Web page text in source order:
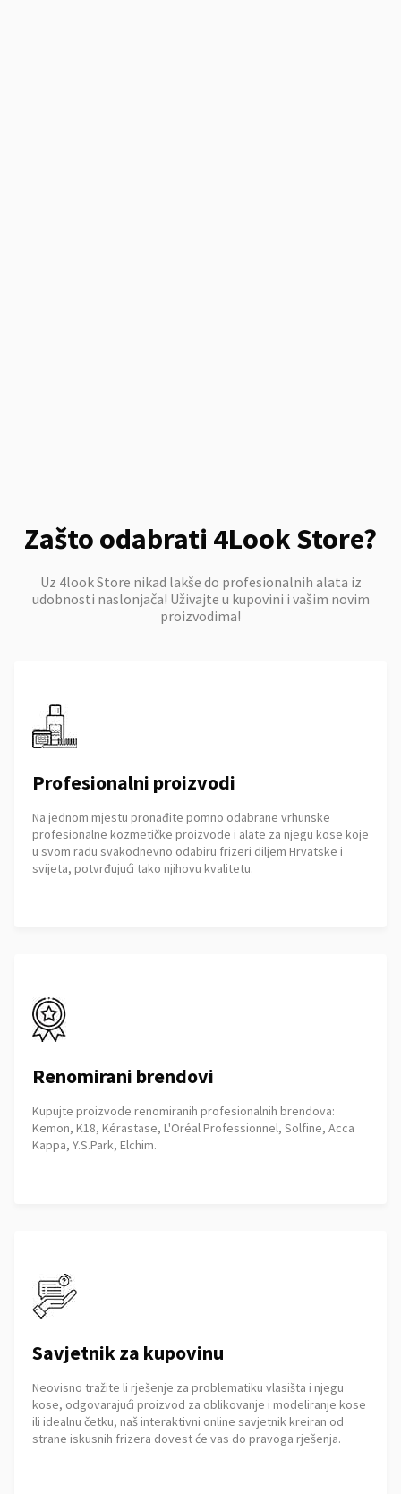
Zašto odabrati 4Look Store?
Uz 4look Store nikad lakše do profesionalnih alata iz
udobnosti naslonjača! Uživajte u kupovini i vašim novim
proizvodima!
Profesionalni proizvodi
Na jednom mjestu pronađite pomno odabrane vrhunske
profesionalne kozmetičke proizvode i alate za njegu kose koje
u svom radu svakodnevno odabiru frizeri diljem Hrvatske i
svijeta, potvrđujući tako njihovu kvalitetu.
Renomirani brendovi
Kupujte proizvode renomiranih profesionalnih brendova:
Kemon, K18, Kérastase, L'Oréal Professionnel, Solfine, Acca
Kappa, Y.S.Park, Elchim.
Savjetnik za kupovinu
Neovisno tražite li rješenje za problematiku vlasišta i njegu
kose, odgovarajući proizvod za oblikovanje i modeliranje kose
ili idealnu četku, naš interaktivni online savjetnik kreiran od
strane iskusnih frizera dovest će vas do pravoga rješenja.